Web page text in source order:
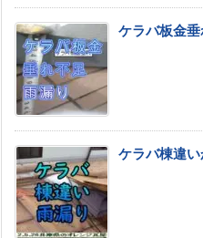
ケラバ板金
ケラバ棟違